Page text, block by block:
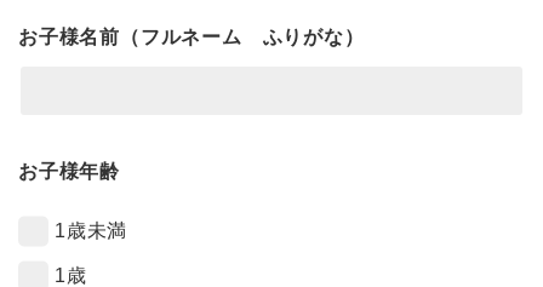
お子様名前（フルネーム ふりがな）
お子様年齢
1歳未満
1歳